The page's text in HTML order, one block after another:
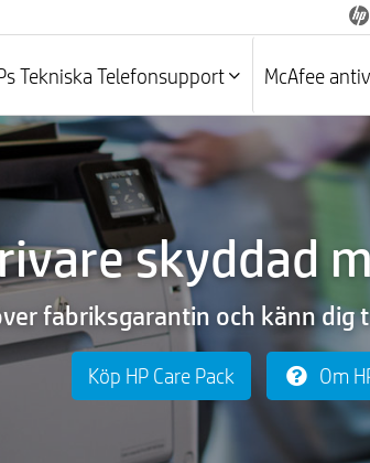
Tekniska Telefonsupport McAfee
skyddad
fabriksgarantin och känn dig
Köp HP Care Pack Om